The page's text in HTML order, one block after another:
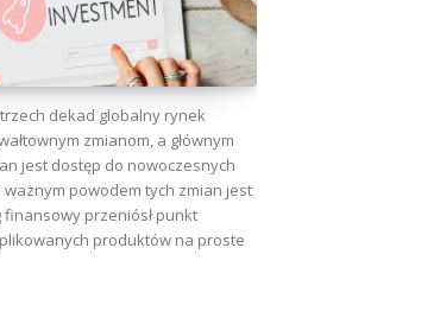
dekad globalny rynek
zmianom, a głównym
jest dostęp do nowoczesnych
ważnym powodem tych zmian jest
przeniósł punkt
produktów na proste